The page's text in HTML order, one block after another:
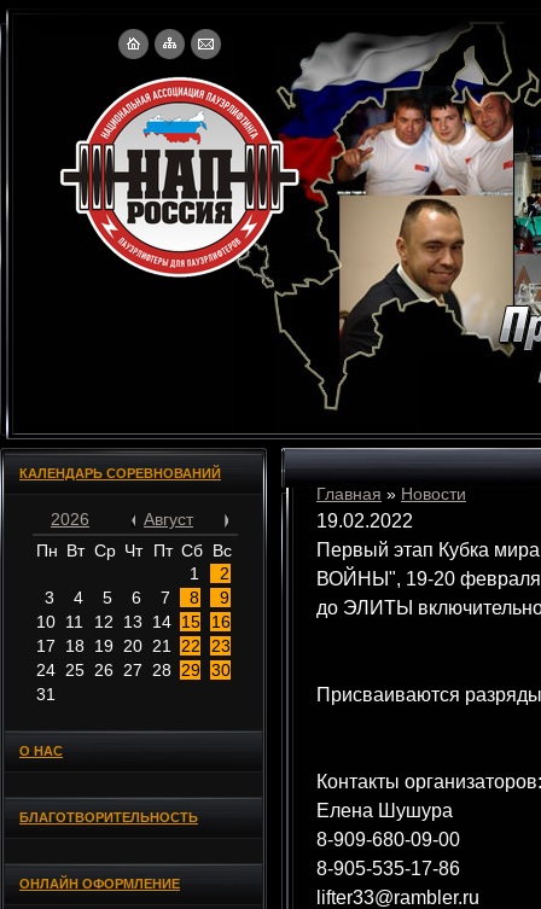
КАЛЕНДАРЬ СОРЕВНОВАНИЙ
2026
Август
Пн Вт Ср Чт Пт Сб Вс
1
2
3
4 5 6 7 8
9
10 11 12 13 14 15
16
17
18 19 20 21 22
23
24 25 26 27 28 29 30
31
О НАС
БЛАГОТВОРИТЕЛЬНОСТЬ
ОНЛАЙН ОФОРМЛЕНИЕ
Главная » Новости
19.02.2022
Первый этап Кубка
ВОЙНЫ", 19-20 февраля
до ЭЛИТЫ
Присваиваются
Контакты организаторов:
Елена Шушура
8-909-680-09-00
8-905-535-17-86
lifter33@rambler.ru